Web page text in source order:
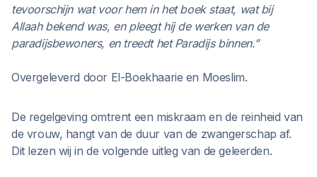
tevoorschijn wat voor hem in het boek staat, wat bij
Allaah bekend was, en pleegt hij de werken van de
paradijsbewoners, en treedt het Paradijs binnen.”
Overgeleverd door El-Boekhaarie en Moeslim.
De regelgeving omtrent een miskraam en de reinheid van
de vrouw, hangt van de duur van de zwangerschap af.
Dit lezen wij in de volgende uitleg van de geleerden.